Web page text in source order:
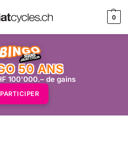
0
50 ANS
100'000.– de gains
PARTICIPER